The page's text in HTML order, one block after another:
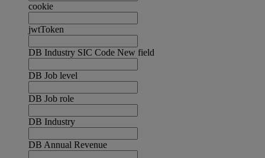
cookie
jwtToken
DB Industry SIC Code New field
DB Job level
DB Job role
DB Industry
DB Annual Revenue